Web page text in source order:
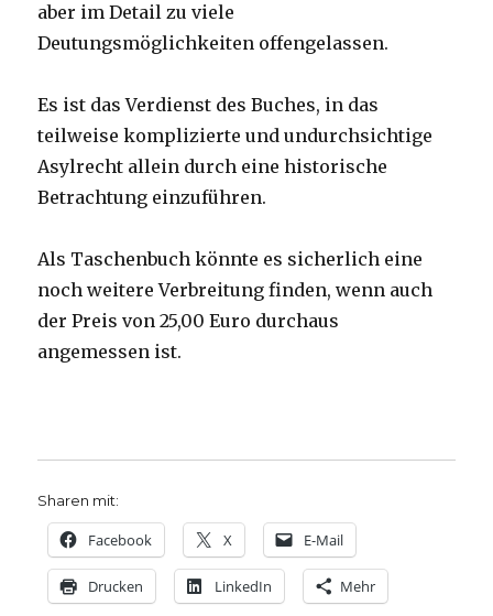
aber im Detail zu viele
Deutungsmöglichkeiten offengelassen.
Es ist das Verdienst des Buches, in das
teilweise komplizierte und undurchsichtige
Asylrecht allein durch eine historische
Betrachtung einzuführen.
Als Taschenbuch könnte es sicherlich eine
noch weitere Verbreitung finden, wenn auch
der Preis von 25,00 Euro durchaus
angemessen ist.
Sharen mit:
Facebook X E-Mail
Drucken LinkedIn Mehr